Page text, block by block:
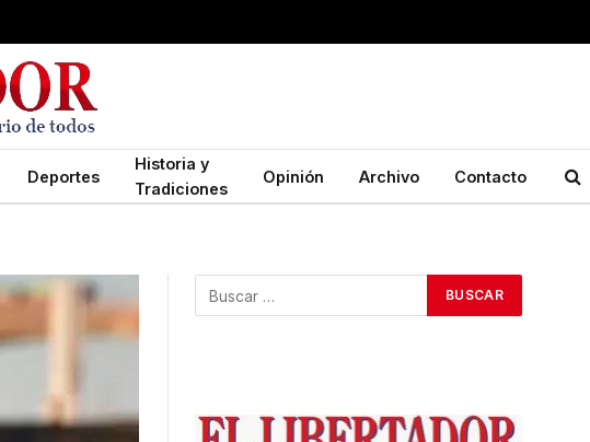
Deportes
Historia y
Tradiciones
Opinión Archivo Contacto